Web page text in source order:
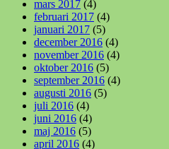
mars 2017 (4)
februari 2017 (4)
januari 2017 (5)
december 2016 (4)
november 2016 (4)
oktober 2016 (5)
september 2016 (4)
augusti 2016 (5)
juli 2016 (4)
juni 2016 (4)
maj 2016 (5)
april 2016 (4)